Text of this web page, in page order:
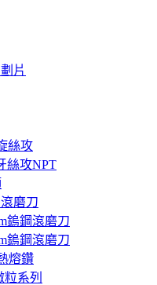
片
絲攻
絲攻NPT
磨刀
鎢鋼滾磨刀
鎢鋼滾磨刀
熔鑽
系列